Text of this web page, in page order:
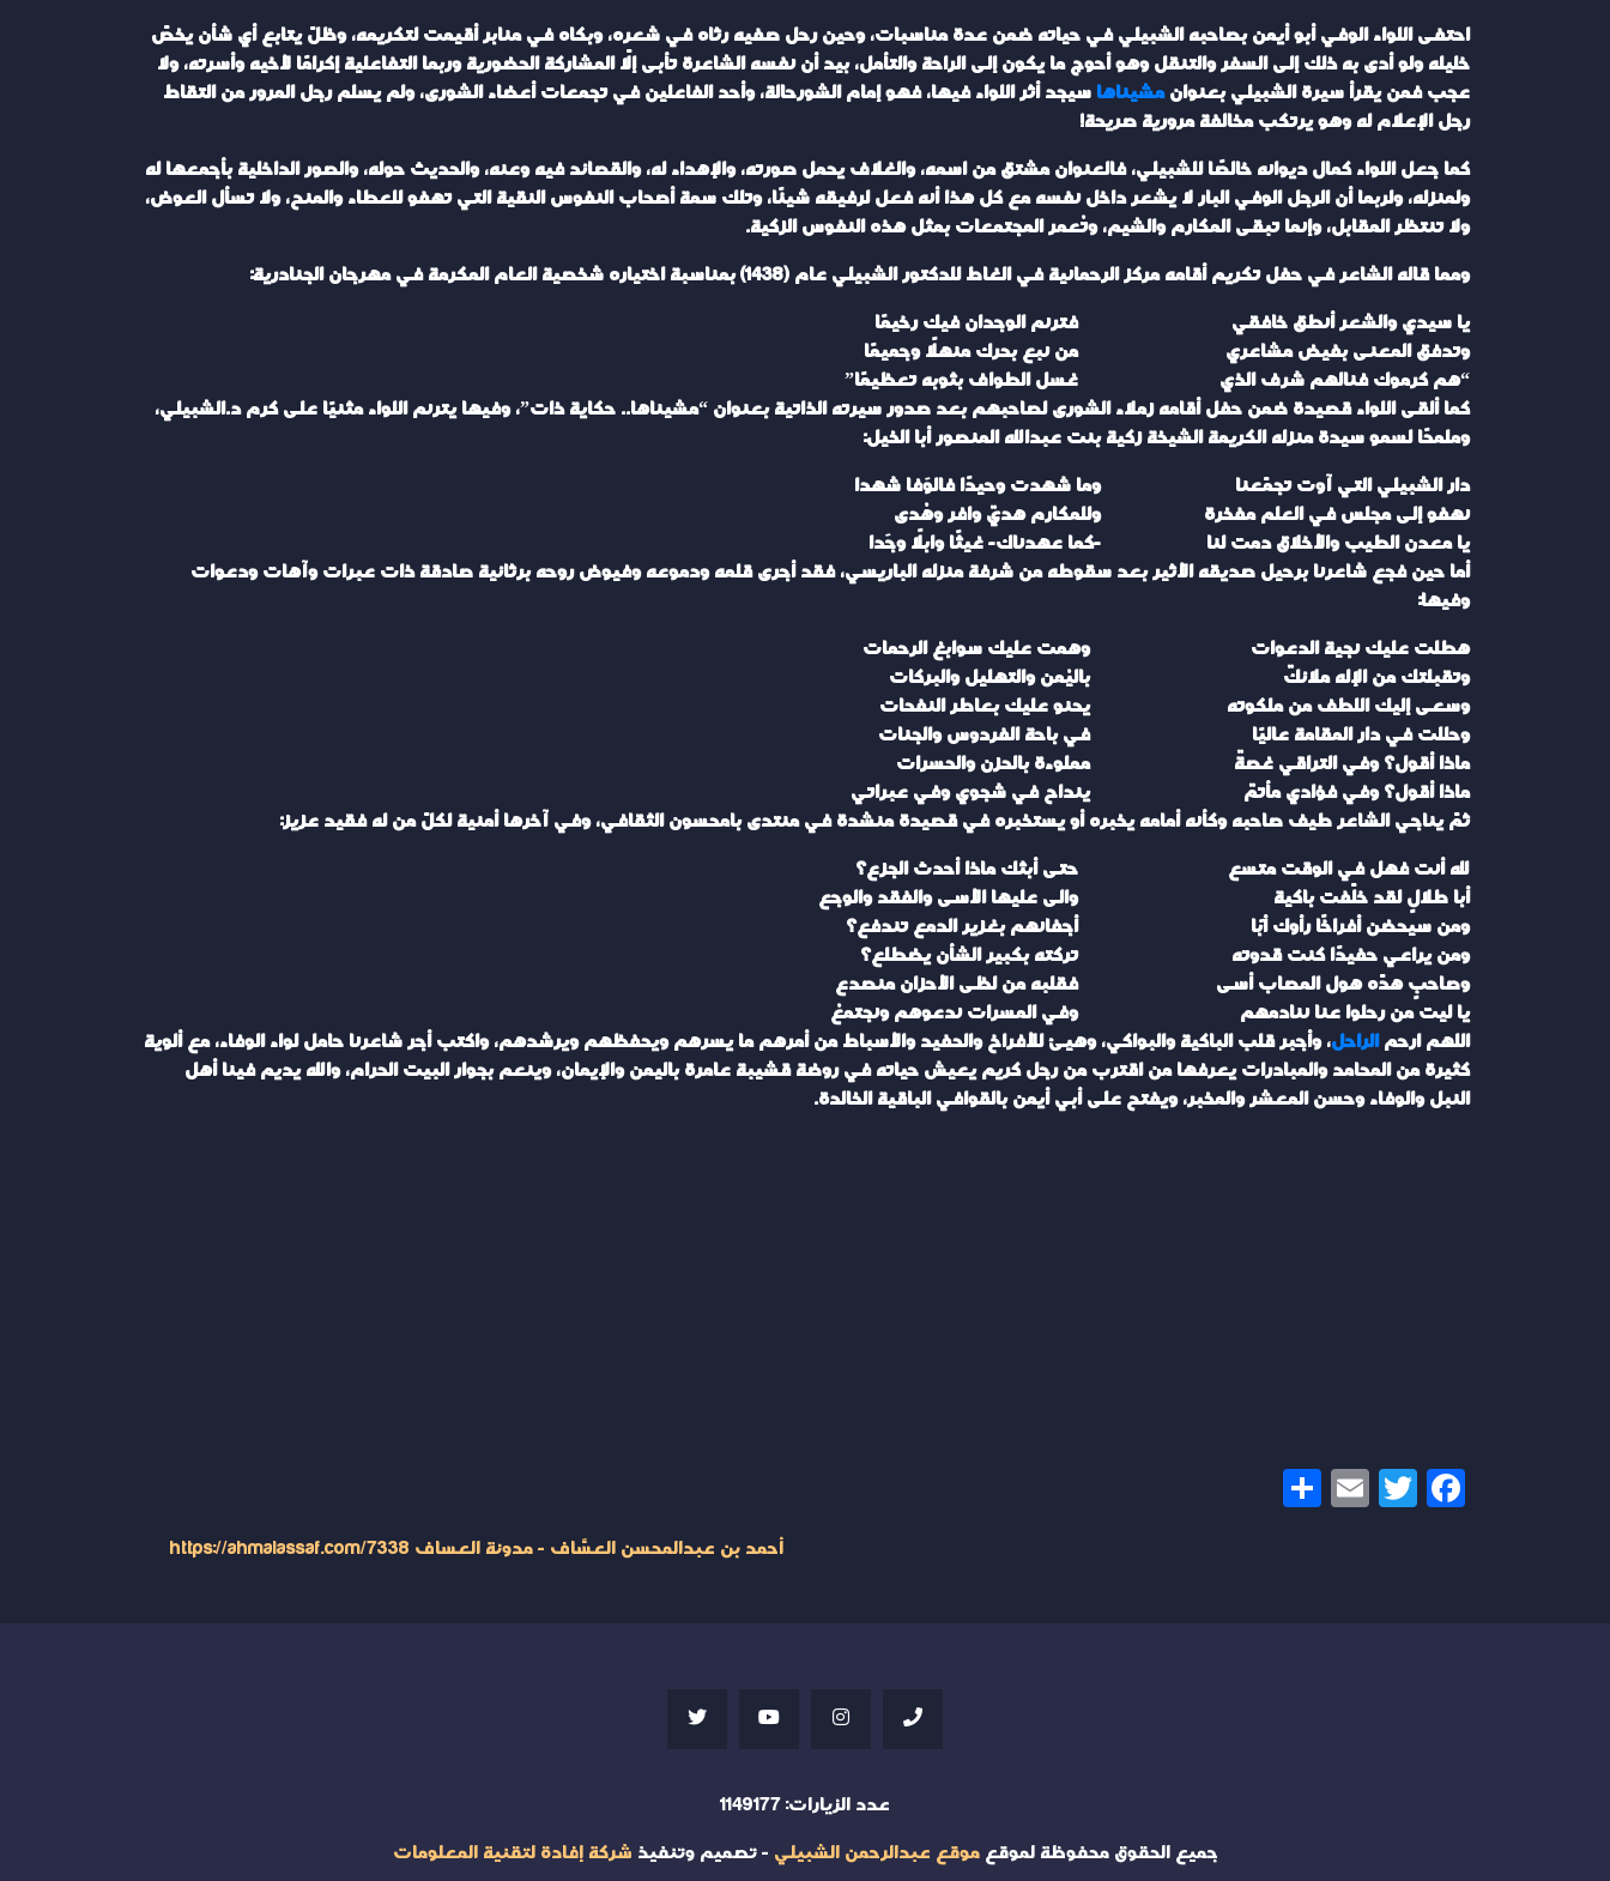
احتفى اللواء الوفي أبو أيمن بصاحبه الشبيلي في حياته ضمن عدة مناسبات، وحين رحل صفيه رثاه في شعره، وبكاه في منابر أقيمت لتكريمه، وظلّ يتابع أي شأن يخصّ
خليله ولو أدى به ذلك إلى السفر والتنقل وهو أحوج ما يكون إلى الراحة والتأمل، بيد أن نفسه الشاعرة تأبى إلّا المشاركة الحضورية وربما التفاعلية إكرامًا لأخيه وأسرته، ولا
عجب فمن يقرأ سيرة الشبيلي بعنوانمشيناها سيجد أثر اللواء فيها، فهو إمام الشورحالة، وأحد الفاعلين في تجمعات أعضاء الشورى، ولم يسلم رجل المرور من التقاط
رجل الإعلام له وهو يرتكب مخالفة مرورية صريحة!
كما جعل اللواء كمال ديوانه خالصًا للشبيلي، فالعنوان مشتق من اسمه، والغلاف يحمل صورته، والإهداء له، والقصائد فيه وعنه، والحديث حوله، والصور الداخلية بأجمعها له
ولمنزله، ولربما أن الرجل الوفي البار لا يشعر داخل نفسه مع كل هذا أنه فعل لرفيقه شيئًا، وتلك سمة أصحاب النفوس النقية التي تهفو للعطاء والمنح، ولا تسأل العوض،
ولا تنتظر المقابل، وإنما تبقى المكارم والشيم، وتُعمر المجتمعات بمثل هذه النفوس الزكية.
ومما قاله الشاعر في حفل تكريم أقامه مركز الرحمانية في الغاط للدكتور الشبيلي عام (1438) بمناسبة اختياره شخصية العام المكرمة في مهرجان الجنادرية:
يا سيدي والشعر أنطق خافقي
فترنم الوجدان فيك رخيمًا
وتدفق المعنى بفيض مشاعري
من نبع بحرك منهلًا وجميمًا
“هم كرموك فنالهم شرف الذي
غسل الطواف بثوبه تعظيمًا”
كما ألقى اللواء قصيدة ضمن حفل أقامه زملاء الشورى لصاحبهم بعد صدور سيرته الذاتية بعنوان “مشيناها.. حكاية ذات”، وفيها يترنم اللواء مثنيًا على كرم د.الشبيلي،
وملمحًا لسمو سيدة منزله الكريمة الشيخة زكية بنت عبدالله المنصور أبا الخيل:
دار الشبيلي التي آوت تجمّعنا
وما شهدت وحيدًا فالوَفا شهدا
نهفو إلى مجلس في العلم مفخرة
وللمكارم هديٌ وافر وهُدى
يا معدن الطيب والأخلاق دمت لنا
-كما عهدناك- غيثًا وابلًا وجَدا
أما حين فجع شاعرنا برحيل صديقه الأثير بعد سقوطه من شرفة منزله الباريسي، فقد أجرى قلمه ودموعه وفيوض روحه برثائية صادقة ذات عبرات وآهات ودعوات
وفيها:
هطلت عليك نجية الدعوات
وهمت عليك سوابغ الرحمات
وتقبلتك من الإله ملائكٌ
باليُمن والتهليل والبركات
وسعى إليك اللطف من ملكوته
يحنو عليك بعاطر النفحات
وحللت في دار المقامة عاليًا
في باحة الفردوس والجنات
ماذا أقول؟ وفي التراقي غصةٌ
مملوءة بالحزن والحسرات
ماذا أقول؟ وفي فؤادي مأتمٌ
ينداح في شجوي وفي عبراتي
ثمّ يناجي الشاعر طيف صاحبه وكأنه أمامه يخبره أو يستخبره في قصيدة منشدة في منتدى بامحسون الثقافي، وفي آخرها أمنية لكلّ من له فقيد عزيز:
لله أنت فهل في الوقت متسع
حتى أبثك ماذا أحدث الجزع؟
أبا طلالٍ لقد خلّفت باكية
والى عليها الأسى والفقد والوجع
ومن سيحضن أفراخًا رأوك أبًا
أجفانهم بغزير الدمع تندفع؟
ومن يراعي حفيدًا كنت قدوته
تركته بكبير الشأن يضطلع؟
وصاحبٍ هدّه هول المصاب أسى
فقلبه من لظى الأحزان منصدع
يا ليت من رحلوا عنا ننادمهم
وفي المسرات ندعوهم ونجتمعُ
اللهم ارحمالراحل، وأجبر قلب الباكية والبواكي، وهيئ للأفراخ والحفيد والأسباط من أمرهم ما يسرهم ويحفظهم ويرشدهم، واكتب أجر شاعرنا حامل لواء الوفاء، مع ألوية
كثيرة من المحامد والمبادرات يعرفها من اقترب من رجل كريم يعيش حياته في روضة قشيبة عامرة باليمن والإيمان، وينعم بجوار البيت الحرام، والله يديم فينا أهل
النبل والوفاء وحسن المعشر والمخبر، ويفتح على أبي أيمن بالقوافي الباقية الخالدة.
Facebook
Twitter
Email
أحمد بن عبدالمحسن العسَّاف - مدونة العساف https://ahmalassaf.com/7338
عدد الزيارات: 1149177
جميع الحقوق محفوظة لموقعموقع عبدالرحمن الشبيلي - تصميم وتنفيذ شركة إفادة لتقنية المعلومات